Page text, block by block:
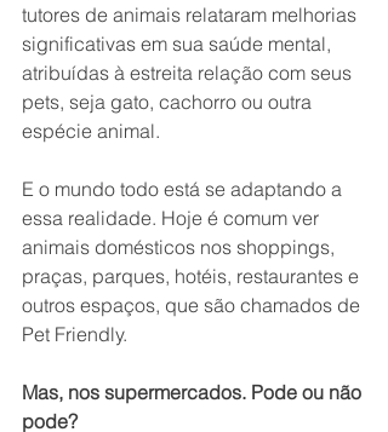
tutores de animais relataram melhorias
significativas em sua saúde mental,
atribuídas à estreita relação com seus
pets, seja gato, cachorro ou outra
espécie animal.
E o mundo todo está se adaptando a
essa realidade. Hoje é comum ver
animais domésticos nos shoppings,
praças, parques, hotéis, restaurantes e
outros espaços, que são chamados de
Pet Friendly.
Mas, nos supermercados. Pode ou não
pode?